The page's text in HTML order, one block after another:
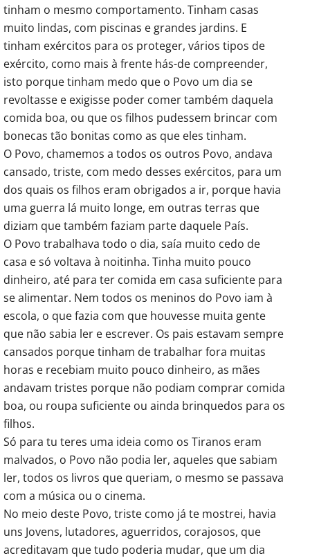
tinham o mesmo comportamento. Tinham casas
muito lindas, com piscinas e grandes jardins. E
tinham exércitos para os proteger, vários tipos de
exército, como mais à frente hás-de compreender,
isto porque tinham medo que o Povo um dia se
revoltasse e exigisse poder comer também daquela
comida boa, ou que os filhos pudessem brincar com
bonecas tão bonitas como as que eles tinham.
O Povo, chamemos a todos os outros Povo, andava
cansado, triste, com medo desses exércitos, para um
dos quais os filhos eram obrigados a ir, porque havia
uma guerra lá muito longe, em outras terras que
diziam que também faziam parte daquele País.
O Povo trabalhava todo o dia, saía muito cedo de
casa e só voltava à noitinha. Tinha muito pouco
dinheiro, até para ter comida em casa suficiente para
se alimentar. Nem todos os meninos do Povo iam à
escola, o que fazia com que houvesse muita gente
que não sabia ler e escrever. Os pais estavam sempre
cansados porque tinham de trabalhar fora muitas
horas e recebiam muito pouco dinheiro, as mães
andavam tristes porque não podiam comprar comida
boa, ou roupa suficiente ou ainda brinquedos para os
filhos.
Só para tu teres uma ideia como os Tiranos eram
malvados, o Povo não podia ler, aqueles que sabiam
ler, todos os livros que queriam, o mesmo se passava
com a música ou o cinema.
No meio deste Povo, triste como já te mostrei, havia
uns Jovens, lutadores, aguerridos, corajosos, que
acreditavam que tudo poderia mudar, que um dia